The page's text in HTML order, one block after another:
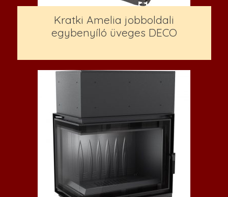
Kratki Amelia jobboldali
egybenyíló üveges DECO